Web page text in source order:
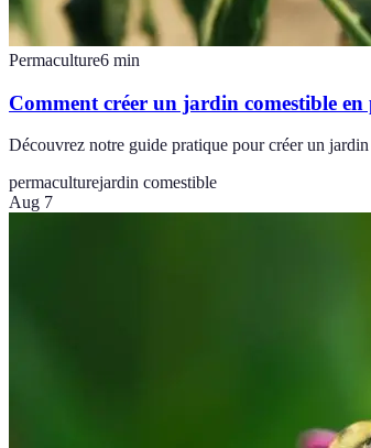
Permaculture6 min
Comment créer un jardin comestible
Découvrez notre guide pratique pour créer un
permaculturejardin comestible
Aug 7